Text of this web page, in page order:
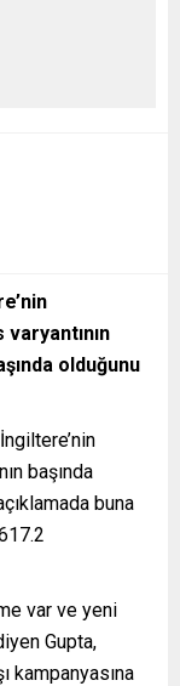
olduğunu
başında
buna
var ve yeni
Gupta,
kampanyasına